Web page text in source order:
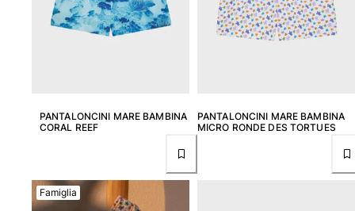
Intero
Tops
Abbigliamento
Shorts
Camicie
PANTALONCINI MARE BAMBINA
CORAL REEF
PANTALONCINI MARE BAMBINA
MICRO RONDE DES TORTUES
Famiglia